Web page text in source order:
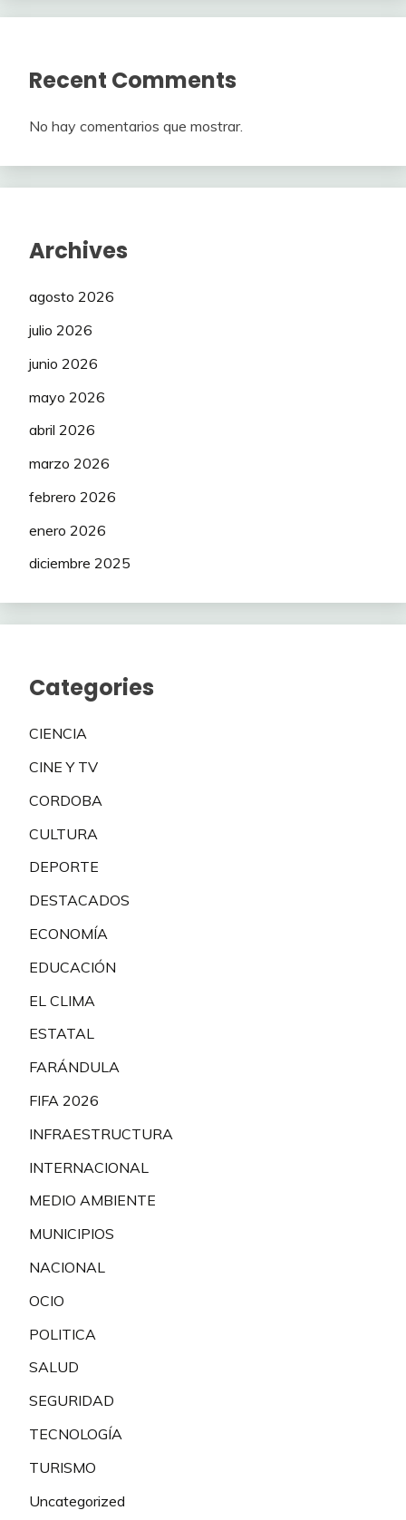
Recent Comments
No hay comentarios que mostrar.
Archives
agosto 2026
julio 2026
junio 2026
mayo 2026
abril 2026
marzo 2026
febrero 2026
enero 2026
diciembre 2025
Categories
CIENCIA
CINE Y TV
CORDOBA
CULTURA
DEPORTE
DESTACADOS
ECONOMÍA
EDUCACIÓN
EL CLIMA
ESTATAL
FARÁNDULA
FIFA 2026
INFRAESTRUCTURA
INTERNACIONAL
MEDIO AMBIENTE
MUNICIPIOS
NACIONAL
OCIO
POLITICA
SALUD
SEGURIDAD
TECNOLOGÍA
TURISMO
Uncategorized